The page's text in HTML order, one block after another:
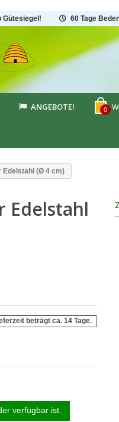
Gütesiegel!
60 Tage
0
ANGEBOTE!
Edelstahl (Ø 4 cm)
Edelstahl
beträgt ca. 14 Tage.
verfügbar ist.